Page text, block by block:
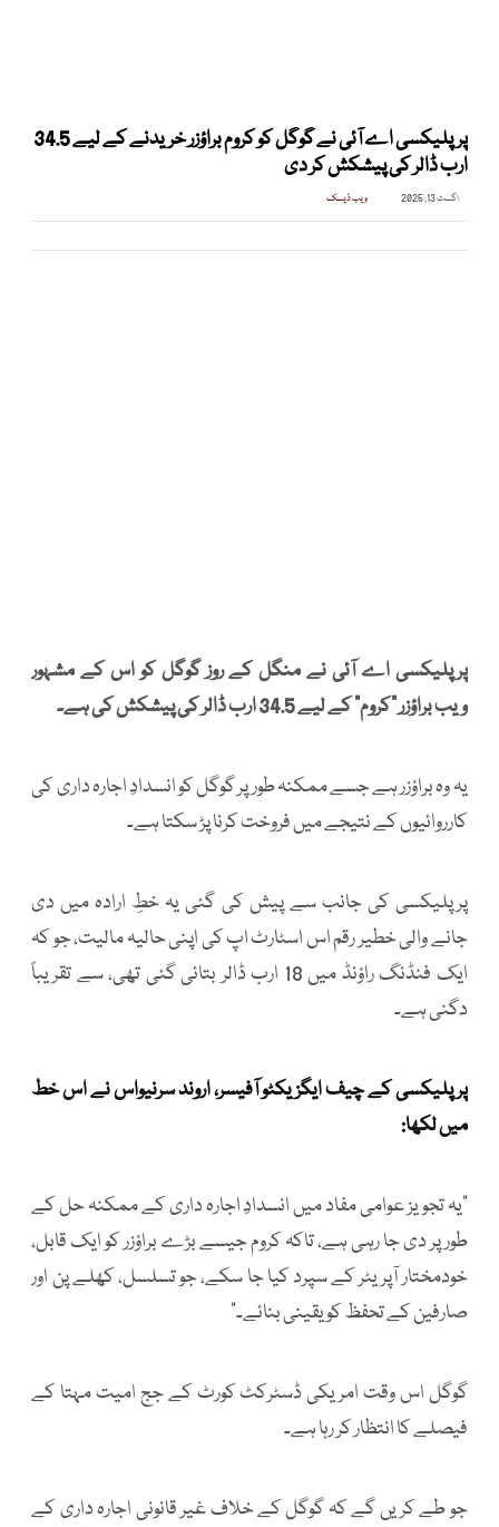
پرپلیکسی اے آئی نے گوگل کو کروم براؤزر خریدنے کے لیے 34.5
ارب ڈالر کی پیشکش کر دی
اگست 13, 2025 ویب ڈیسک
پرپلیکسی اے آئی نے منگل کے روز گوگل کو اس کے مشہور
ویب براؤزر "کروم" کے لیے 34.5 ارب ڈالر کی پیشکش کی ہے۔
یہ وہ براؤزر ہے جسے ممکنہ طور پر گوگل کو انسدادِ اجارہ داری کی
کارروائیوں کے نتیجے میں فروخت کرنا پڑ سکتا ہے۔
پرپلیکسی کی جانب سے پیش کی گئی یہ خطِ ارادہ میں دی
جانے والی خطیر رقم اس اسٹارٹ اپ کی اپنی حالیہ مالیت، جو کہ
ایک فنڈنگ راؤنڈ میں 18 ارب ڈالر بتائی گئی تھی، سے تقریباً
دگنی ہے۔
پرپلیکسی کے چیف ایگزیکٹو آفیسر، اروند سرنیواس نے اس خط
میں لکھا:
"یہ تجویز عوامی مفاد میں انسدادِ اجارہ داری کے ممکنہ حل کے
طور پر دی جا رہی ہے، تاکہ کروم جیسے بڑے براؤزر کو ایک قابل،
خودمختار آپریٹر کے سپرد کیا جا سکے، جو تسلسل، کھلے پن اور
صارفین کے تحفظ کو یقینی بنائے۔"
گوگل اس وقت امریکی ڈسٹرکٹ کورٹ کے جج امیت مہتا کے
فیصلے کا انتظار کر رہا ہے۔
جو طے کریں گے کہ گوگل کے خلاف غیر قانونی اجارہ داری کے